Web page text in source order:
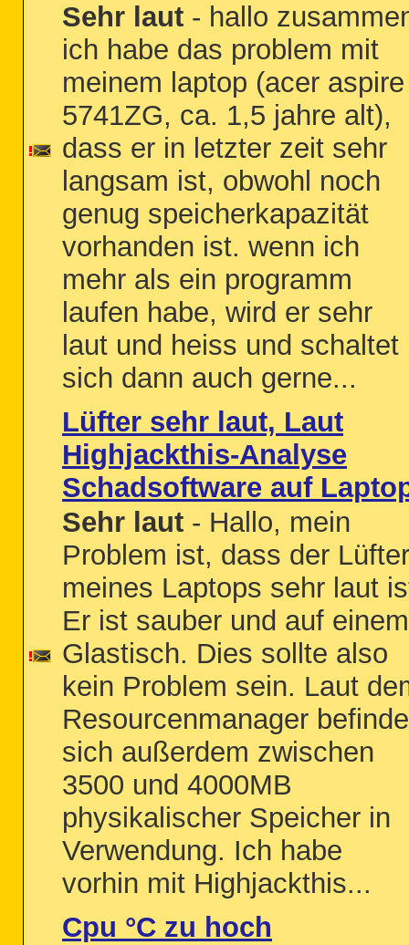
Sehr laut - hallo
ich habe das problem mit
meinem laptop (acer aspire
5741ZG, ca. 1,5 jahre alt),
dass er in letzter zeit sehr
langsam ist, obwohl noch
genug speicherkapazität
vorhanden ist. wenn ich
mehr als ein programm
laufen habe, wird er sehr
laut und heiss und schaltet
sich dann auch gerne...
Lüfter sehr laut, Laut
Highjackthis-Analyse
Schadsoftware auf
Sehr laut - Hallo, mein
Problem ist, dass der Lüfter
meines Laptops sehr laut
Er ist sauber und auf einem
Glastisch. Dies sollte also
kein Problem sein. Laut
Resourcenmanager
sich außerdem zwischen
3500 und 4000MB
physikalischer Speicher in
Verwendung. Ich habe
vorhin mit Highjackthis...
Cpu °C zu hoch